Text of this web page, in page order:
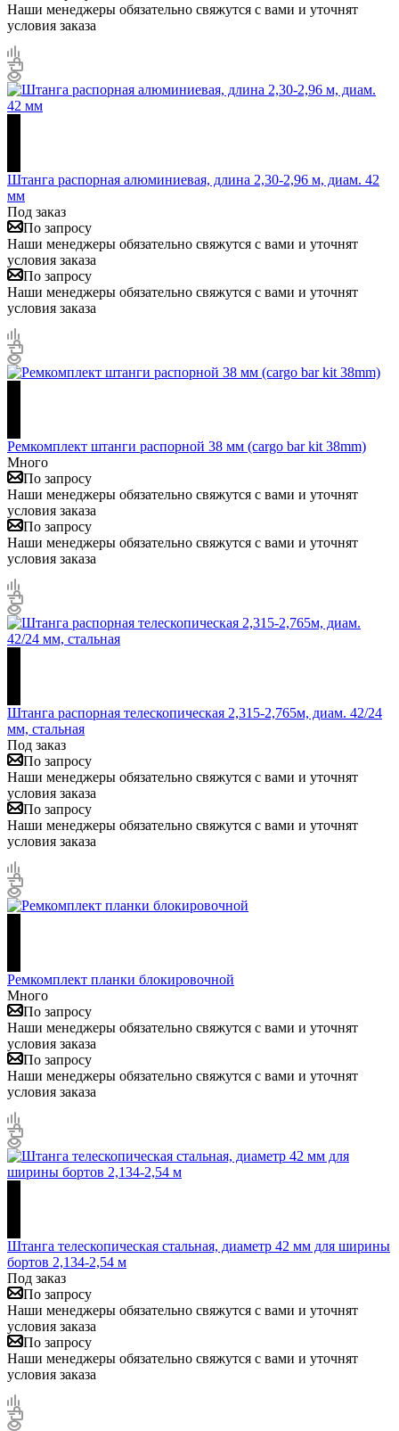
Наши менеджеры обязательно свяжутся с вами и уточнят
условия заказа
Штанга распорная алюминиевая, длина 2,30-2,96 м, диам. 42
мм
Под заказ
По запросу
Наши менеджеры обязательно свяжутся с вами и уточнят
условия заказа
По запросу
Наши менеджеры обязательно свяжутся с вами и уточнят
условия заказа
Ремкомплект штанги распорной 38 мм (cargo bar kit 38mm)
Много
По запросу
Наши менеджеры обязательно свяжутся с вами и уточнят
условия заказа
По запросу
Наши менеджеры обязательно свяжутся с вами и уточнят
условия заказа
Штанга распорная телескопическая 2,315-2,765м, диам. 42/24
мм, стальная
Под заказ
По запросу
Наши менеджеры обязательно свяжутся с вами и уточнят
условия заказа
По запросу
Наши менеджеры обязательно свяжутся с вами и уточнят
условия заказа
Ремкомплект планки блокировочной
Много
По запросу
Наши менеджеры обязательно свяжутся с вами и уточнят
условия заказа
По запросу
Наши менеджеры обязательно свяжутся с вами и уточнят
условия заказа
Штанга телескопическая стальная, диаметр 42 мм для ширины
бортов 2,134-2,54 м
Под заказ
По запросу
Наши менеджеры обязательно свяжутся с вами и уточнят
условия заказа
По запросу
Наши менеджеры обязательно свяжутся с вами и уточнят
условия заказа